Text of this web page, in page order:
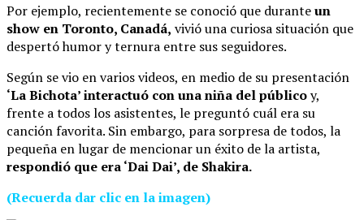
Por ejemplo, recientemente se conoció que duranteun
show en Toronto, Canadá, vivió una curiosa situación que
despertó humor y ternura entre sus seguidores.
Según se vio en varios videos, en medio de su presentación
‘La Bichota’ interactuó con una niña del públicoy,
frente a todos los asistentes, le preguntó cuál era su
canción favorita. Sin embargo, para sorpresa de todos, la
pequeña en lugar de mencionar un éxito de la artista,
respondió que era ‘Dai Dai’, de Shakira.
(Recuerda dar clic en la imagen)